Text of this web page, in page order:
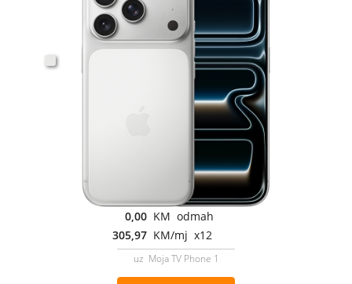
0,00 KM odmah
305,97 KM/mj x12
uz Moja TV Phone 1